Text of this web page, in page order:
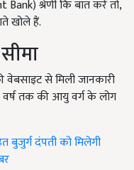
श्रेणी कि बात करें तो,
खोले हैं.
वेबसाइट से मिली जानकारी
तक की आयु वर्ग के लोग
बुजुर्ग दंपती को मिलेगी